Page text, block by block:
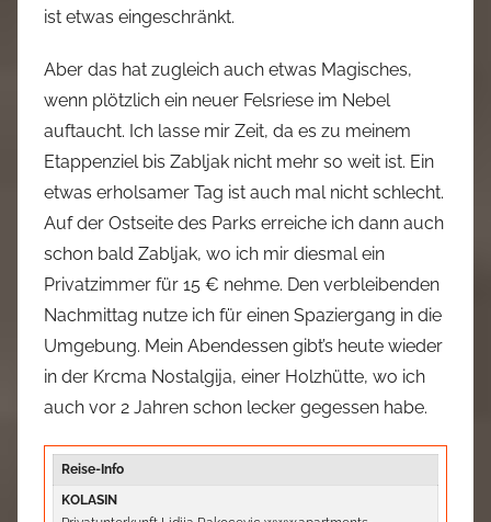
ist etwas eingeschränkt.
Aber das hat zugleich auch etwas Magisches,
wenn plötzlich ein neuer Felsriese im Nebel
auftaucht. Ich lasse mir Zeit, da es zu meinem
Etappenziel bis Zabljak nicht mehr so weit ist. Ein
etwas erholsamer Tag ist auch mal nicht schlecht.
Auf der Ostseite des Parks erreiche ich dann auch
schon bald Zabljak, wo ich mir diesmal ein
Privatzimmer für 15 € nehme. Den verbleibenden
Nachmittag nutze ich für einen Spaziergang in die
Umgebung. Mein Abendessen gibt’s heute wieder
in der Krcma Nostalgija, einer Holzhütte, wo ich
auch vor 2 Jahren schon lecker gegessen habe.
Reise-Info
KOLASIN